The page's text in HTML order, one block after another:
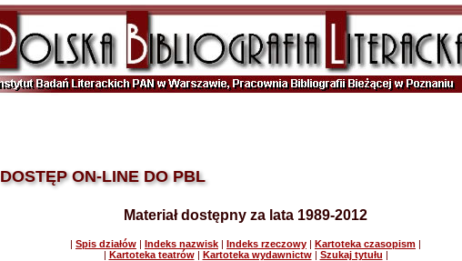
DOSTĘP ON-LINE DO PBL
Materiał dostępny za lata 1989-2012
| Spis działów | Indeks nazwisk | Indeks rzeczowy | Kartoteka czasopism |
| Kartoteka teatrów| Kartoteka wydawnictw| Szukaj tytułu |